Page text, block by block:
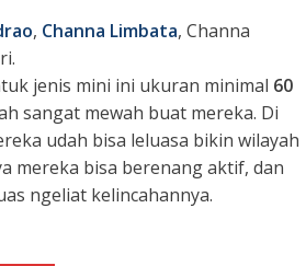
, Channa Limbata, Channa
jenis mini ini ukuran minimal 60
sangat mewah buat mereka. Di
udah bisa leluasa bikin wilayah
mereka bisa berenang aktif, dan
ngeliat kelincahannya.